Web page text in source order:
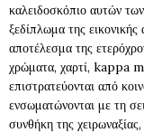
καλειδοσκόπιο αυτών
ξεδίπλωμα της εικονικής
αποτέλεσμα της
χρώματα, χαρτί, kappa
επιστρατεύονται από
ενσωματώνονται με τη
συνθήκη της